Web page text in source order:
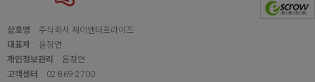
[바이핸즈]
퀼트패키지 가방 - 퀴니
하우스 에코백 (개)
BYP-3045
22,000원
퀼트패키지 소품 - 체크
조리개 파우치 2종 세
바이핸즈
[바이핸